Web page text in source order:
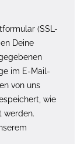
(SSL-
Deine
im E-Mail-
von uns
wie
werden.